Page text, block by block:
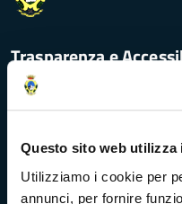
Questo sito web utilizza
Utilizziamo i cookie per
annunci, per fornire
Trasparenza e